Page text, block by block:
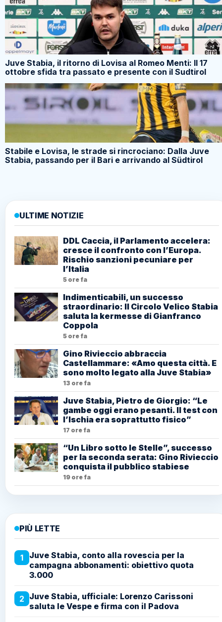
Juve Stabia, il ritorno di Lovisa al Romeo Menti: Il 17
ottobre sfida tra passato e presente con il Sudtirol
Stabile e Lovisa, le strade si rincrociano: Dalla Juve
Stabia, passando per il Bari e arrivando al Südtirol
ULTIME NOTIZIE
DDL Caccia, il Parlamento accelera:
cresce il confronto con l’Europa.
Rischio sanzioni pecuniare per
l’Italia
5 ore fa
Indimenticabili, un successo
straordinario: Il Circolo Velico Stabia
saluta la kermesse di Gianfranco
Coppola
5 ore fa
Gino Rivieccio abbraccia
Castellammare: «Amo questa città. E
sono molto legato alla Juve Stabia»
13 ore fa
Juve Stabia, Pietro de Giorgio: “Le
gambe oggi erano pesanti. Il test con
l’Ischia era soprattutto fisico”
17 ore fa
“Un Libro sotto le Stelle”, successo
per la seconda serata: Gino Rivieccio
conquista il pubblico stabiese
19 ore fa
PIÙ LETTE
1
Juve Stabia, conto alla rovescia per la
campagna abbonamenti: obiettivo quota
3.000
2 Juve Stabia, ufficiale: Lorenzo Carissoni
saluta le Vespe e firma con il Padova